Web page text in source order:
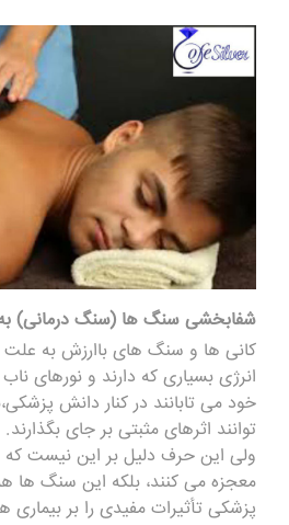
شفابخشى سنگ ها (سنگ درمانی)
كانى ها و سنگ هاى باارزش به علت
انرژى بسیارى كه دارند و نورهاى
خود مى تابانند در كنار دانش
توانند اثرهاى مثبتى بر جاى بگذارند.
ولى این حرف دلیل بر این نیست كه
معجزه مى كنند، بلكه این سنگ ها
پزشكى تأثیرات مفیدى را بر بیمارى